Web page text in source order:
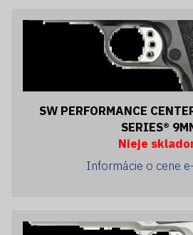
SW PERFORMANCE
SERIES®
Nieje
Informácie o cene